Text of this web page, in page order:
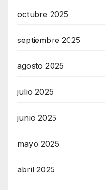
octubre 2025
septiembre 2025
agosto 2025
julio 2025
junio 2025
mayo 2025
abril 2025